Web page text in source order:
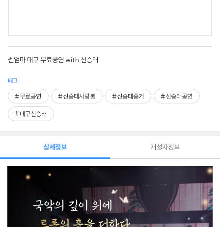
쎈엄마 대구 무료공연 with 신승태
태그
#무료공연 #신승태사랑불 #신승태증거 #신승태공연
#대구신승태
상세정보 개설자정보